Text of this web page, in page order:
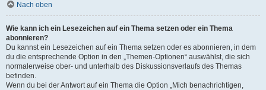
Nach oben
Wie kann ich ein Lesezeichen auf ein Thema setzen oder ein Thema
abonnieren?
Du kannst ein Lesezeichen auf ein Thema setzen oder es abonnieren, in dem
du die entsprechende Option in den „Themen-Optionen“ auswählst, die sich
normalerweise ober- und unterhalb des Diskussionsverlaufs des Themas
befinden.
Wenn du bei der Antwort auf ein Thema die Option „Mich benachrichtigen,